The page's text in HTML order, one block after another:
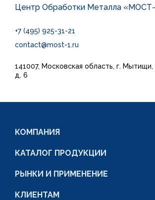
Центр Обработки Металла
+7 (495) 925-31-21
contact@most-1.ru
141007, Московская область, г.
д. 6
КОМПАНИЯ
КАТАЛОГ ПРОДУКЦИИ
РЫНКИ И ПРИМЕНЕНИЕ
КЛИЕНТАМ